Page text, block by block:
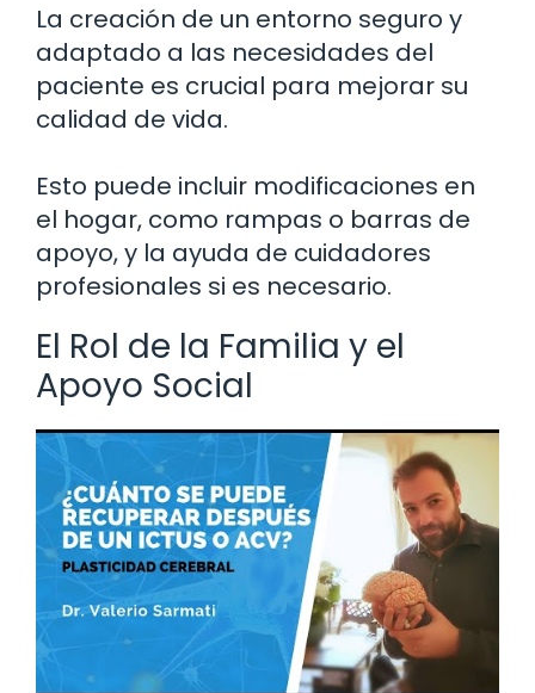
La creación de un entorno seguro y
adaptado a las necesidades del
paciente es crucial para mejorar su
calidad de vida.
Esto puede incluir modificaciones en
el hogar, como rampas o barras de
apoyo, y la ayuda de cuidadores
profesionales si es necesario.
El Rol de la Familia y el
Apoyo Social